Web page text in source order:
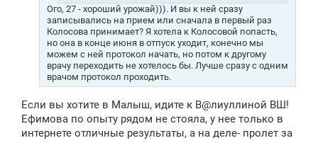
Ого, 27 - хороший урожай))). И вы к ней сразу
записывались на прием или сначала в первый раз
Колосова принимает? Я хотела к Колосовой попасть,
но она в конце июня в отпуск уходит, конечно мы
можем с ней протокол начать, но потом к другому
врачу переходить не хотелось бы. Лучше сразу с одним
врачом протокол проходить.
Если вы хотите в Малыш, идите к В@лиуллиной ВШ!
Ефимова по опыту рядом не стояла, у нее только в
интернете отличные результаты, а на деле- пролет за